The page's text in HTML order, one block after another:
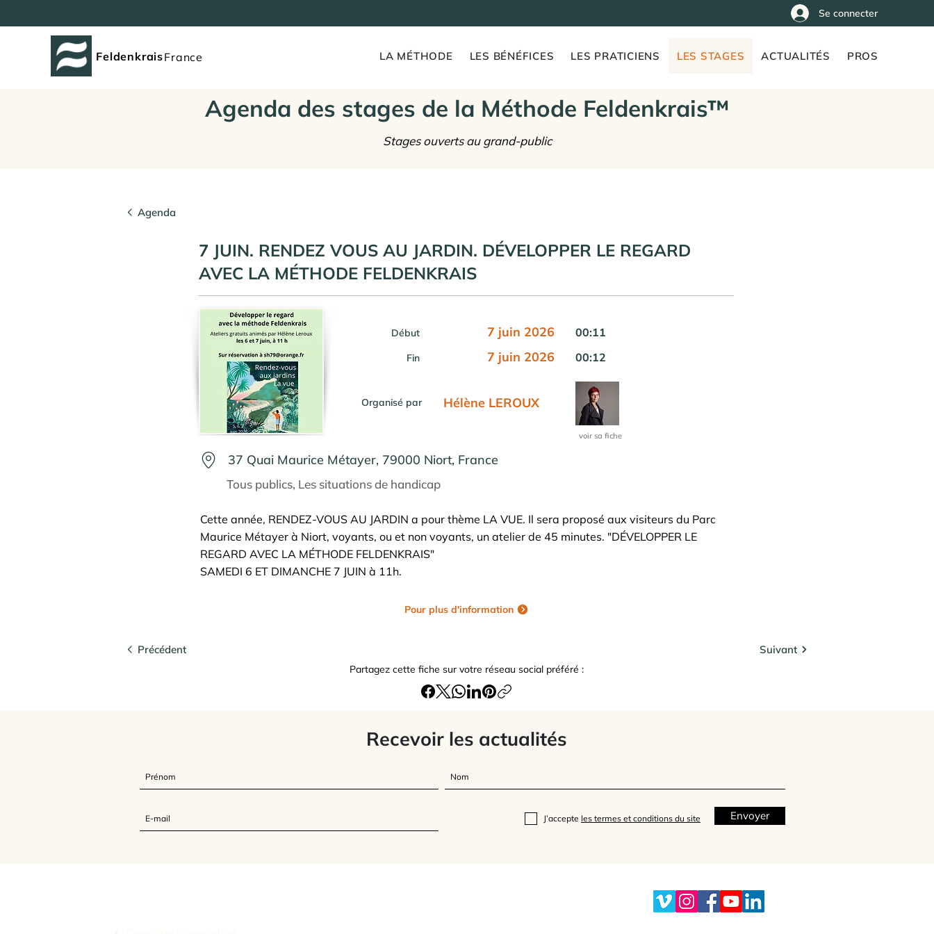
Se connecter
FeldenkraisFrance LA MÉTHODE LES BÉNÉFICES LES PRATICIENS LES STAGES ACTUALITÉS PROS
Agenda des stages de la Méthode Feldenkrais™
Stages ouverts au grand-public
Agenda
7 JUIN. RENDEZ VOUS AU JARDIN. DÉVELOPPER LE REGARD
AVEC LA MÉTHODE FELDENKRAIS
Début 7 juin 2026 00:11
Fin 7 juin 2026 00:12
Organisé par Hélène LEROUX
voir sa fiche
37 Quai Maurice Métayer, 79000 Niort, France
Tous publics, Les situations de handicap
Cette année, RENDEZ-VOUS AU JARDIN a pour thème LA VUE. Il sera proposé aux visiteurs du Parc
Maurice Métayer à Niort, voyants, ou et non voyants, un atelier de 45 minutes. "DÉVELOPPER LE
REGARD AVEC LA MÉTHODE FELDENKRAIS"
SAMEDI 6 ET DIMANCHE 7 JUIN à 11h.
Pour plus d'information
Précédent
Partagez cette fiche sur votre réseau social préféré :
Suivant
Recevoir les actualités
J’accepte les termes et conditions du site Envoyer